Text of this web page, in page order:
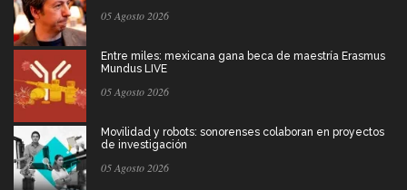
05 Agosto 2026
Entre miles: mexicana gana beca de maestría Erasmus
Mundus LIVE
05 Agosto 2026
Movilidad y robots: sonorenses colaboran en proyectos
de investigación
05 Agosto 2026